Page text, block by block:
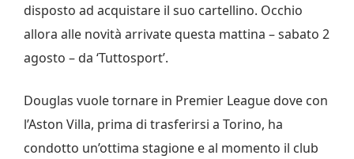
disposto ad acquistare il suo cartellino. Occhio
allora alle novità arrivate questa mattina – sabato 2
agosto – da ‘Tuttosport’.
Douglas vuole tornare in Premier League dove con
l’Aston Villa, prima di trasferirsi a Torino, ha
condotto un’ottima stagione e al momento il club